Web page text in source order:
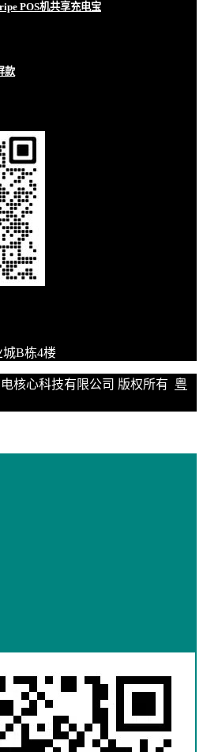
POS机共享充电宝
款
B栋4楼
核心科技有限公司 版权所有 粤